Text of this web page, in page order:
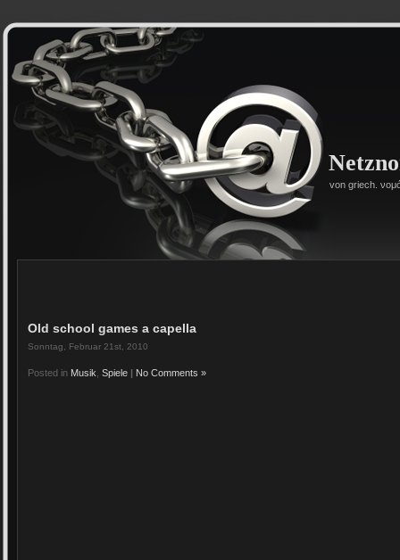
von griech.
Old school games a capella
Sonntag, Februar 21st, 2010
Posted in Musik Spiele | No Comments »